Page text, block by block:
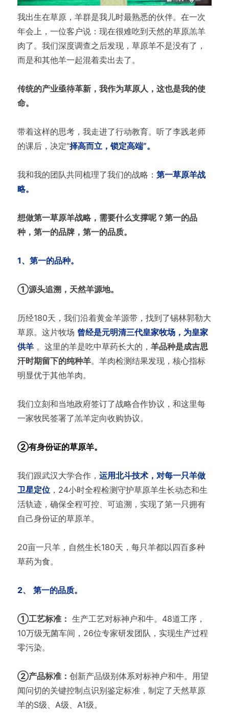
我出生在草原，羊群是我儿时最熟悉的伙伴。在一次
年会上，一位客户说：现在很难吃到天然的草原羔羊
肉了。我们深度调查之后发现，草原羊不是没有了，
而是和其他羊一起混着卖出去了。
传统的产业亟待革新，我作为草原人，这也是我的使
命。
带着这样的思考，我走进了行动教育。听了李践老师
的课后，决定“择高而立，锁定高端”。
我和我的团队共同梳理了我们的战略： 第一草原羊战
略。
想做第一草原羊战略，需要什么支撑呢？第一的品
种，第一的品牌，第一的品质。
1、第一的品种。
①源头追溯，天然羊源地。
历经180天，我们沿着黄金羊源带，找到了锡林郭勒大
草原。这片牧场 曾经是元明清三代皇家牧场，为皇家
供羊 。这里的羊是吃中草药长大的， 羊品种是成吉思
汗时期留下的纯种羊。羊肉检测结果发现，核心指标
明显优于其他羊肉。
我们立刻和当地政府签订了战略合作协议，和这里每
一家牧民签署了羔羊定向收购协议。
②有身份证的草原羊。
我们跟武汉大学合作， 运用北斗技术，对每一只羊做
卫星定位，24小时全程检测守护草原羊生长动态和生
活轨迹，确保全程可控、可追溯，实现了第一只拥有
自己身份证的草原羊。
20亩一只羊，自然生长180天，每只羊都以四百多种
草药为食。
2、 第一的品质。
①工艺标准： 生产工艺对标神户和牛。48道工序，
10万级无菌车间，26位专家研发团队，实现生产过程
零污染。
②产品标准： 创新产品级别体系对标神户和牛。用望
闻问切的关键控制点识别鉴定标准，制定了天然草原
羊的S级、A级、A1级。